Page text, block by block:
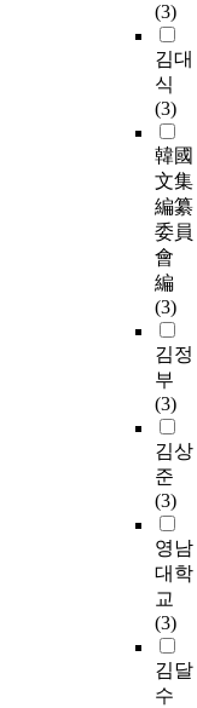
(3)
김대
식
(3)
韓國
文集
編纂
委員
會
編
(3)
김정
부
(3)
김상
준
(3)
영남
대학
교
(3)
김달
수